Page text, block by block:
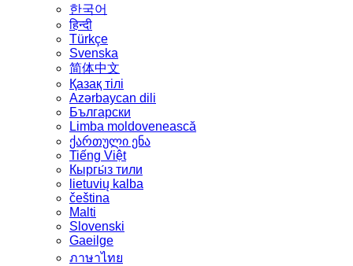
한국어
हिन्दी
Türkçe
Svenska
简体中文
Қазақ тілі
Azərbaycan dili
Български
Limba moldovenească
ქართული ენა
Tiếng Việt
Кыргы́з тили
lietuvių kalba
čeština
Malti
Slovenski
Gaeilge
ภาษาไทย